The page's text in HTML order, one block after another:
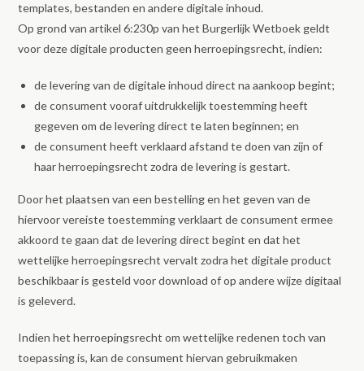
templates, bestanden en andere digitale inhoud.
Op grond van artikel 6:230p van het Burgerlijk Wetboek geldt
voor deze digitale producten geen herroepingsrecht, indien:
de levering van de digitale inhoud direct na aankoop begint;
de consument vooraf uitdrukkelijk toestemming heeft
gegeven om de levering direct te laten beginnen; en
de consument heeft verklaard afstand te doen van zijn of
haar herroepingsrecht zodra de levering is gestart.
Door het plaatsen van een bestelling en het geven van de
hiervoor vereiste toestemming verklaart de consument ermee
akkoord te gaan dat de levering direct begint en dat het
wettelijke herroepingsrecht vervalt zodra het digitale product
beschikbaar is gesteld voor download of op andere wijze digitaal
is geleverd.
Indien het herroepingsrecht om wettelijke redenen toch van
toepassing is, kan de consument hiervan gebruikmaken